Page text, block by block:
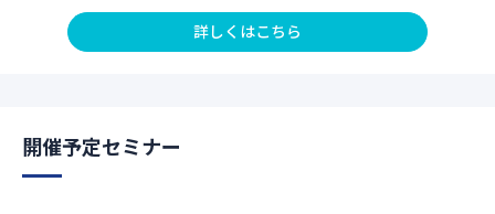
詳しくはこちら
開催予定セミナー